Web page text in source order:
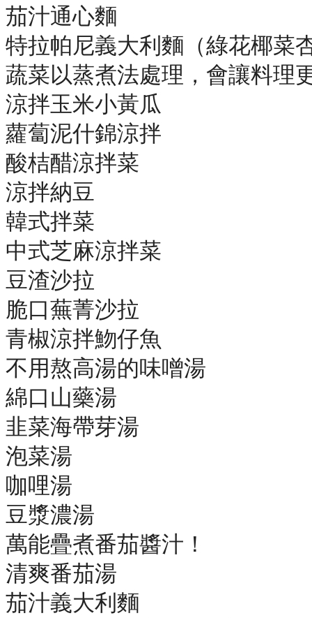
茄汁通心麵
特拉帕尼義大利麵（綠花椰菜
蔬菜以蒸煮法處理，會讓料理
涼拌玉米小黃瓜
蘿蔔泥什錦涼拌
酸桔醋涼拌菜
涼拌納豆
韓式拌菜
中式芝麻涼拌菜
豆渣沙拉
脆口蕪菁沙拉
青椒涼拌魩仔魚
不用熬高湯的味噌湯
綿口山藥湯
韭菜海帶芽湯
泡菜湯
咖哩湯
豆漿濃湯
萬能疊煮番茄醬汁！
清爽番茄湯
茄汁義大利麵